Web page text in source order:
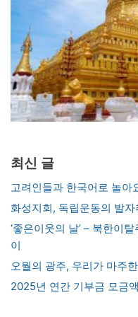
최신 글
고려인들과 한국어로 놀아
화성지회, 독립운동의 발
‘좋은이웃의 날’ – 북한이
이
오월의 광주, 우리가 마주
2025년 연간 기부금 모금